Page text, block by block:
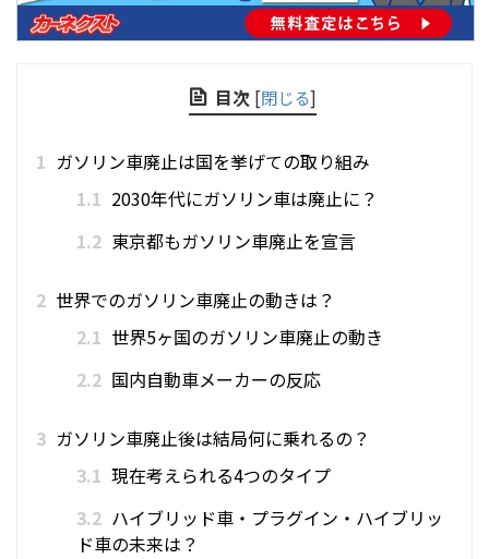
目次 [閉じる]
1 ガソリン車廃止は国を挙げての取り組み
1.1 2030年代にガソリン車は廃止に？
1.2 東京都もガソリン車廃止を宣言
2 世界でのガソリン車廃止の動きは？
2.1 世界5ヶ国のガソリン車廃止の動き
2.2 国内自動車メーカーの反応
3 ガソリン車廃止後は結局何に乗れるの？
3.1 現在考えられる4つのタイプ
3.2 ハイブリッド車・プラグイン・ハイブリッ
ド車の未来は？